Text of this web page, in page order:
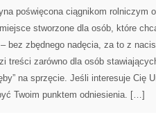
poświęcona ciągnikom rolniczym
stworzone dla osób, które
bez zbędnego nadęcia, za to z
treści zarówno dla osób
na sprzęcie. Jeśli interesuje Cię
Twoim punktem odniesienia. […]